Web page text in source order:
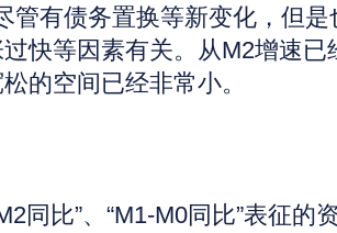
管有债务置换等新变化，但
快等因素有关。从M2增速
的空间已经非常小。
同比”、“M1-M0同比”表征的